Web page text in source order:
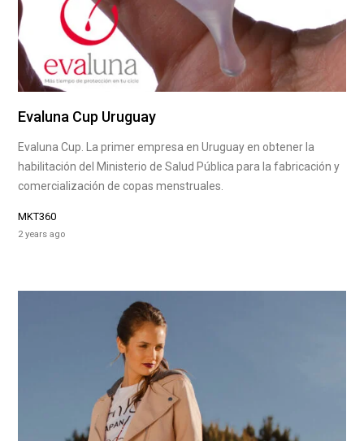
Evaluna Cup Uruguay
Evaluna Cup. La primer empresa en Uruguay en obtener la
habilitación del Ministerio de Salud Pública para la fabricación y
comercialización de copas menstruales.
MKT360
2 years ago